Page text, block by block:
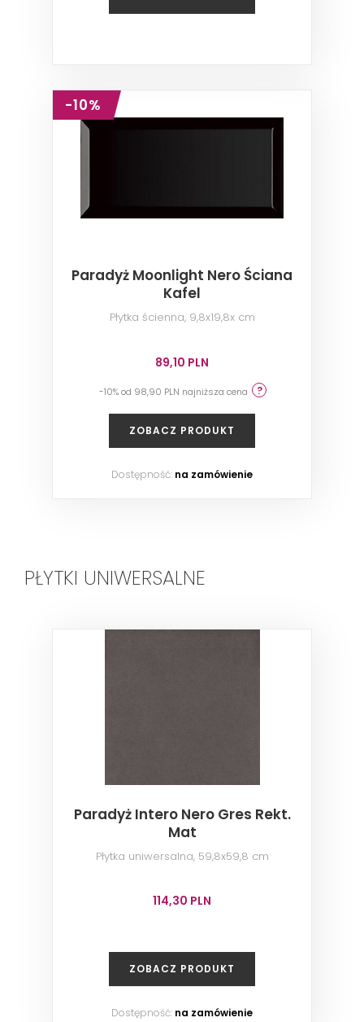
-10%
Paradyż Moonlight Nero Ściana
Kafel
Płytka ścienna, 9,8x19,8x cm
89,10 PLN
-10% od 98,90 PLN najniższa cena
ZOBACZ PRODUKT
Dostępność: na zamówienie
PŁYTKI UNIWERSALNE
Paradyż Intero Nero Gres Rekt.
Mat
Płytka uniwersalna, 59,8x59,8 cm
114,30 PLN
ZOBACZ PRODUKT
Dostępność: na zamówienie